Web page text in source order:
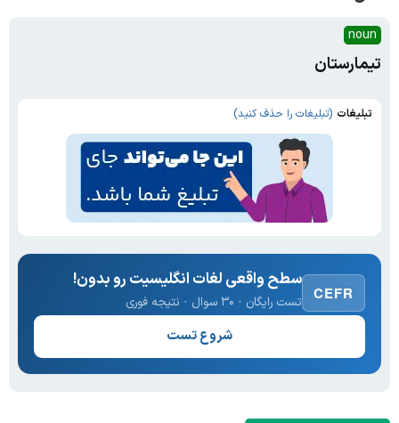
noun
تیمارستان
تبلیغات (تبلیغات را حذف کنید)
CEFR
سطح واقعی لغات انگلیسیت رو بدون!
تست رایگان · ۳۰ سوال · نتیجه فوری
شروع تست